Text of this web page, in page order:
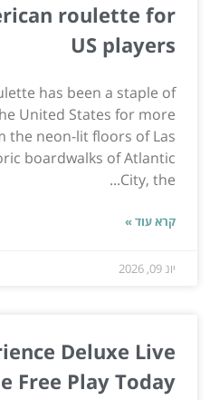
roulette for
US players
has been a staple of
United States for more
the neon-lit floors of Las
boardwalks of Atlantic
City, the...
קרא עוד »
יונ 09, 2026
Deluxe Live
Free Play Today